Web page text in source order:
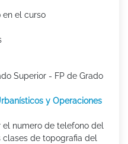
en el curso
Superior - FP de Grado
y Operaciones
el numero de telefono del
de topografia del